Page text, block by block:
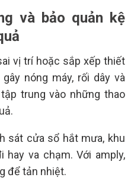
và bảo quản kệ
vị trí hoặc sắp xếp thiết
nóng máy, rối dây và
trung vào những thao
sát cửa sổ hắt mưa, khu
va chạm. Với amply,
để tản nhiệt.